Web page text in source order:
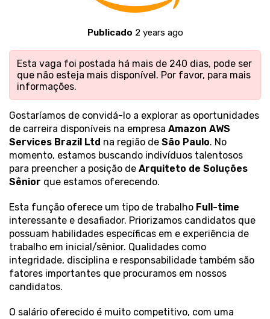
Publicado 2 years ago
Esta vaga foi postada há mais de 240 dias, pode ser
que não esteja mais disponível. Por favor, para mais
informações.
Gostaríamos de convidá-lo a explorar as oportunidades
de carreira disponíveis na empresa Amazon AWS
Services Brazil Ltd na região de São Paulo. No
momento, estamos buscando indivíduos talentosos
para preencher a posição de Arquiteto de Soluções
Sênior que estamos oferecendo.
Esta função oferece um tipo de trabalho Full-time
interessante e desafiador. Priorizamos candidatos que
possuam habilidades específicas em e experiência de
trabalho em inicial/sênior. Qualidades como
integridade, disciplina e responsabilidade também são
fatores importantes que procuramos em nossos
candidatos.
O salário oferecido é muito competitivo, com uma